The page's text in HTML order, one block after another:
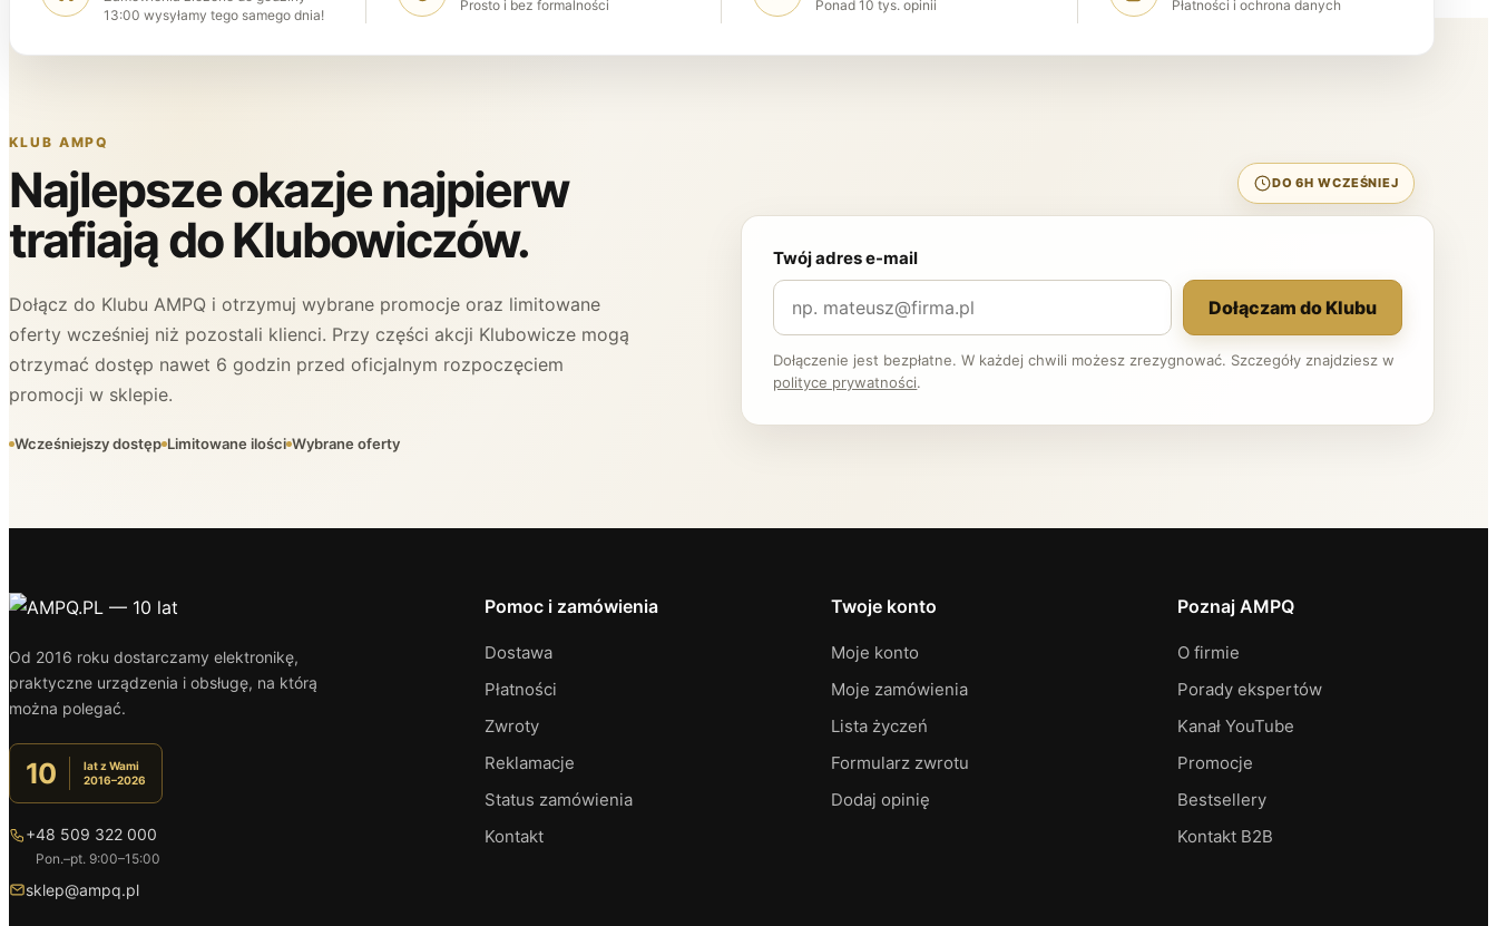
13:00 wysyłamy tego samego dnia!
Prosto i bez formalności Ponad 10 tys. opinii Płatności i ochrona danych
KLUB AMPQ
Najlepsze okazje najpierw
trafiają do Klubowiczów.
Dołącz do Klubu AMPQ i otrzymuj wybrane promocje oraz limitowane
oferty wcześniej niż pozostali klienci. Przy części akcji Klubowicze mogą
otrzymać dostęp nawet 6 godzin przed oficjalnym rozpoczęciem
promocji w sklepie.
Wcześniejszy dostęp Limitowane ilości Wybrane oferty
DO 6H WCZEŚNIEJ
Twój adres e-mail
Dołączam do Klubu
Dołączenie jest bezpłatne. W każdej chwili możesz zrezygnować. Szczegóły znajdziesz w
polityce prywatności.
Od 2016 roku dostarczamy elektronikę,
praktyczne urządzenia i obsługę, na którą
można polegać.
10
lat z Wami
2016–2026
+48 509 322 000
Pon.–pt. 9:00–15:00
sklep@ampq.pl
Pomoc i zamówienia
Dostawa
Płatności
Zwroty
Reklamacje
Status zamówienia
Kontakt
Twoje konto
Moje konto
Moje zamówienia
Lista życzeń
Formularz zwrotu
Dodaj opinię
Poznaj AMPQ
O firmie
Porady ekspertów
Kanał YouTube
Promocje
Bestsellery
Kontakt B2B